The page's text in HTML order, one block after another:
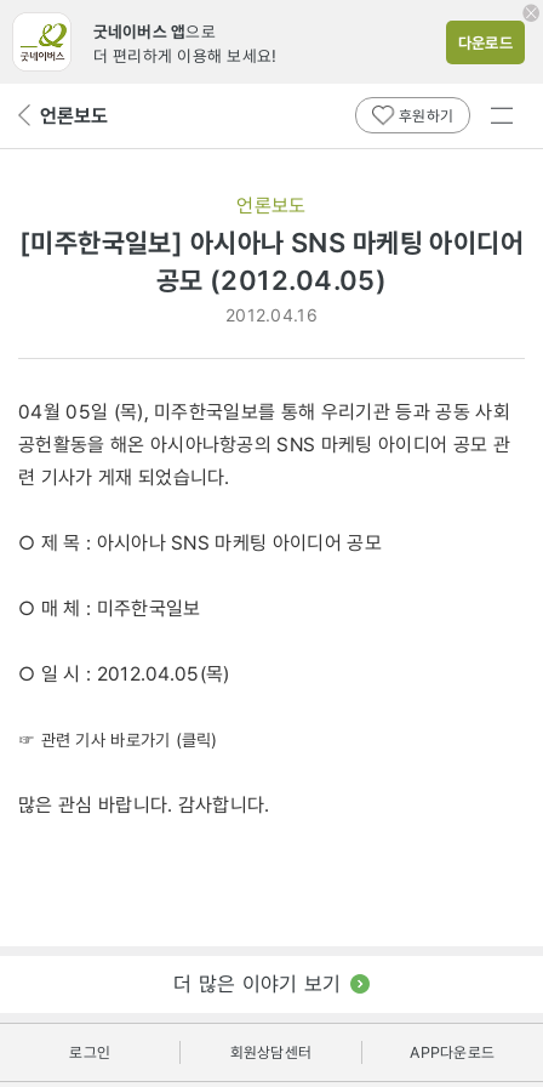
굿네이버스 앱으로
더 편리하게 이용해 보세요!
다운로드
뒤 언론보도 후원하기
전체
언론보도
[미주한국일보] 아시아나 SNS 마케팅 아이디어
공모 (2012.04.05)
2012.04.16
04월 05일 (목), 미주한국일보를 통해 우리기관 등과 공동 사회
공헌활동을 해온 아시아나항공의 SNS 마케팅 아이디어 공모 관
련 기사가 게재 되었습니다.
○ 제 목 : 아시아나 SNS 마케팅 아이디어 공모
○ 매 체 : 미주한국일보
○ 일 시 : 2012.04.05(목)
☞ 관련 기사 바로가기 (클릭)
많은 관심 바랍니다. 감사합니다.
더 많은 이야기 보기
로그인 회원상담센터 APP다운로드